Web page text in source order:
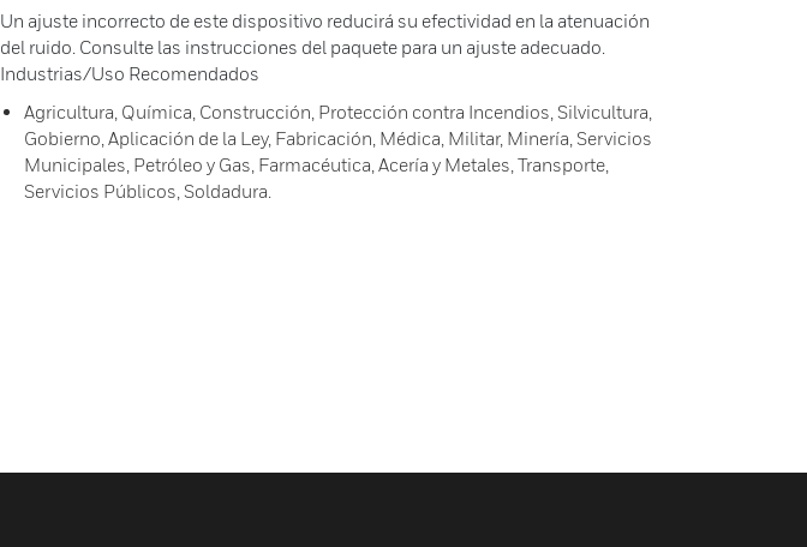
Un ajuste incorrecto de este dispositivo reducirá su efectividad en la atenuación
del ruido. Consulte las instrucciones del paquete para un ajuste adecuado.
Industrias/Uso Recomendados
Agricultura, Química, Construcción, Protección contra Incendios, Silvicultura,
Gobierno, Aplicación de la Ley, Fabricación, Médica, Militar, Minería, Servicios
Municipales, Petróleo y Gas, Farmacéutica, Acería y Metales, Transporte,
Servicios Públicos, Soldadura.